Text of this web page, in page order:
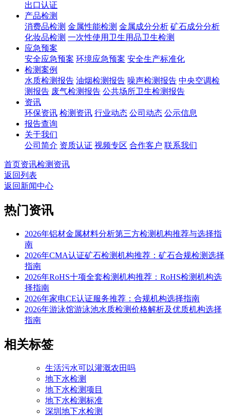
出口认证
产品检测
消费品检测 金属性能检测 金属成分分析 矿石成分分析
化妆品检测 一次性使用卫生用品卫生检测
应急预案
安全应急预案 环境应急预案 安全生产标准化
检测案例
水质检测报告 油烟检测报告 噪声检测报告 中央空调检
测报告 废气检测报告 公共场所卫生检测报告
资讯
环保资讯 检测资讯 行业动态 公司动态 公示信息
报告查询
关于我们
公司简介 资质认证 视频专区 合作客户 联系我们
首页资讯检测资讯
返回列表
返回新闻中心
热门资讯
2026年铝材金属材料分析第三方检测机构推荐与选择指
南
2026年CMA认证矿石检测机构推荐：矿石合规检测选择
指南
2026年RoHS十项全套检测机构推荐：RoHS检测机构选
择指南
2026年家电CE认证服务推荐：合规机构选择指南
2026年游泳馆游泳池水质检测价格解析及优质机构选择
指南
相关标签
生活污水可以灌溉农田吗
地下水检测
地下水检测项目
地下水检测标准
深圳地下水检测